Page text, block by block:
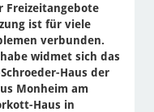
Freizeitangebote
ist für viele
verbunden.
widmet sich das
Haus der
Monheim am
Haus in